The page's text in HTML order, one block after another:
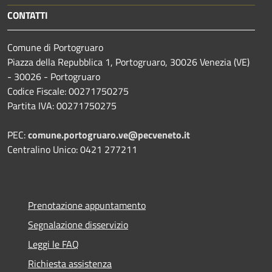
CONTATTI
Comune di Portogruaro
Piazza della Repubblica 1, Portogruaro, 30026 Venezia (VE)
- 30026 - Portogruaro
Codice Fiscale: 00271750275
Partita IVA: 00271750275
PEC:comune.portogruaro.ve@pecveneto.it
Centralino Unico: 0421 277211
Prenotazione appuntamento
Segnalazione disservizio
Leggi le FAQ
Richiesta assistenza